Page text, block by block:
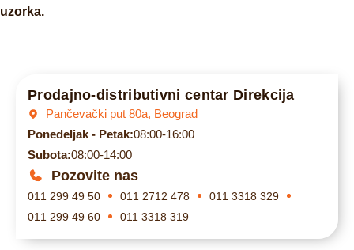
uzorka.
Prodajno-distributivni centar Direkcija
Pančevački put 80a, Beograd
Ponedeljak - Petak:08:00-16:00
Subota:08:00-14:00
Pozovite nas
011 299 49 50 011 2712 478
011 3318 329
011 299 49 60
011 3318 319